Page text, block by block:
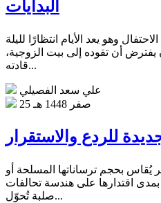
البدايات
وهو يعد الأيام انتظارًا لليلة
يفترض أن تقوده إلى بيت الزوجية،
قادته...
علي سعد الفصيلي
25 صفر 1448 هـ
للردع والاستقرار
يُقاس بحجم ترساناتها المسلحة أو
اقتدارها على هندسة تحالفات
صلبة تُحوّل...